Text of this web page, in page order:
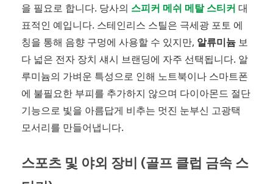
을 필요로 합니다. 당사의 스피커 메쉬 메탈 스티커 대
표적인 예입니다. 스테인리스 스틸은 극세광 포토 에
칭을 통해 음향 구멍에 사용할 수 있지만, 알류미늄 보
다 넓은 전자 장치 섀시 브랜딩에 자주 선택됩니다. 알
루미늄의 가벼운 특성으로 인해 노트북이나 스마트폰
에 불필요한 부피를 추가하지 않으며 다이아몬드 절단
기능으로 빛을 아름답게 비추는 멋진 눈부신 고광택
모서리를 만들어냅니다.
스포츠 및 야외 장비 (골프 클럽 금속 스